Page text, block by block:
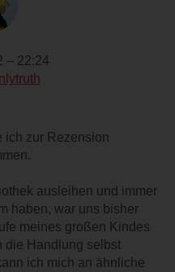
– 22:24
ich zur Rezension
ausleihen und immer
haben, war uns bisher
meines großen Kindes
die Handlung selbst
ich mich an ähnliche